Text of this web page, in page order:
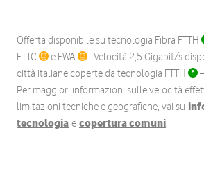
Offerta disponibile su tecnologia Fibra FTTH
FTTC
e FWA
. Velocità 2,5 Gigabit/s
città italiane coperte da tecnologia FTTH
Per maggiori informazioni sulle velocità
limitazioni tecniche e geografiche, vai su
tecnologia e copertura comuni.